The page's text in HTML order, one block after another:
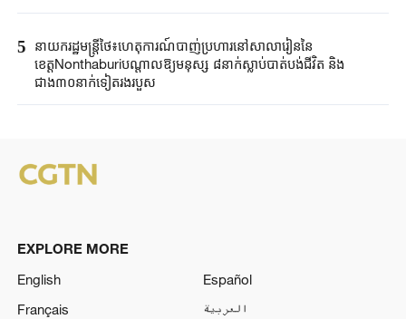
5
នាយករដ្ឋមន្ត្រីថៃ៖ហេតុការណ៍បាញ់ប្រហារនៅសាលារៀននៃ
ខេត្តNonthaburiបណ្តាលឱ្យមនុស្ស ៨នាក់ស្លាប់បាត់បង់ជីវិត និង
ជាង៣០នាក់ទៀតរងរបួស
EXPLORE MORE
English
Español
Français
العربية